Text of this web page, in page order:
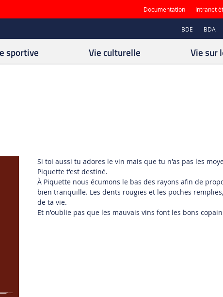
Documentation Intranet
BDE BDA
sportive Vie culturelle Vie sur
Si toi aussi tu adores le vin mais que tu n'as pas les
Piquette t'est destiné.
À Piquette nous écumons le bas des rayons afin de
bien tranquille. Les dents rougies et les poches
de ta vie.
Et n'oublie pas que les mauvais vins font les bons